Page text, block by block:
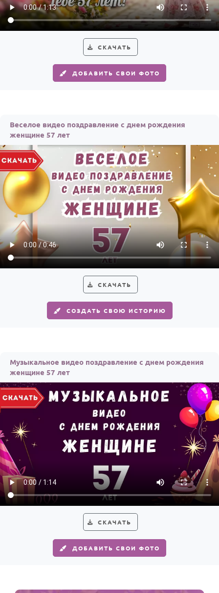
СКАЧАТЬ
ДОБАВИТЬ СВОИ ФОТО
Веселое видео поздравление с днем рождения
женщине 57 лет
СКАЧАТЬ
СОЗДАТЬ СВОЮ ИСТОРИЮ
Музыкальное видео поздравление с днем рождения
женщине 57 лет
СКАЧАТЬ
ДОБАВИТЬ СВОИ ФОТО